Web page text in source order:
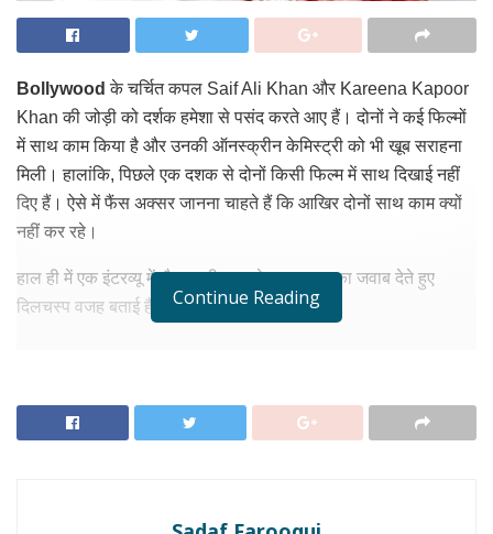
Bollywood के चर्चित कपल Saif Ali Khan और Kareena Kapoor
Khan की जोड़ी को दर्शक हमेशा से पसंद करते आए हैं। दोनों ने कई फिल्मों
में साथ काम किया है और उनकी ऑनस्क्रीन केमिस्ट्री को भी खूब सराहना
मिली। हालांकि, पिछले एक दशक से दोनों किसी फिल्म में साथ दिखाई नहीं
दिए हैं। ऐसे में फैंस अक्सर जानना चाहते हैं कि आखिर दोनों साथ काम क्यों
नहीं कर रहे।
हाल ही में एक इंटरव्यू में सैफ अली खान ने इस सवाल का जवाब देते हुए
दिलचस्प वजह बताई है।
Neet Paper Leak Protest: इब्राहिम अली खान ने
छात्रों के लिए जताई चिंता, सोशल मीडिया पर शेयर किया भावुक
पोस्ट
Continue Reading